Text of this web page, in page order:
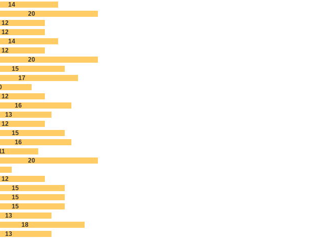
14
20
12
12
14
12
20
15
17
12
16
13
12
15
16
20
12
15
15
15
13
18
13